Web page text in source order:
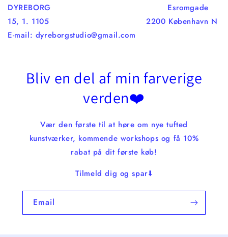
DYREBORG Esromgade
15, 1. 1105 2200 København N
E-mail: dyreborgstudio@gmail.com
Bliv en del af min farverige
verden❤️
Vær den første til at høre om nye tufted
kunstværker, kommende workshops og få 10%
rabat på dit første køb!
Tilmeld dig og spar⬇️
Email